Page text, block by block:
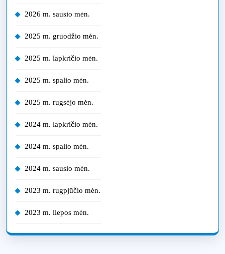
2026 m. sausio mėn.
2025 m. gruodžio mėn.
2025 m. lapkričio mėn.
2025 m. spalio mėn.
2025 m. rugsėjo mėn.
2024 m. lapkričio mėn.
2024 m. spalio mėn.
2024 m. sausio mėn.
2023 m. rugpjūčio mėn.
2023 m. liepos mėn.